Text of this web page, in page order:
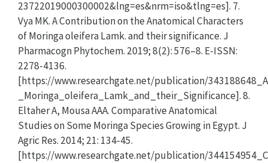
23722019000300002&lng=es&nrm=iso&tlng=es]. 7.
Vya MK. A Contribution on the Anatomical Characters
of Moringa oleifera Lamk. and their significance. J
Pharmacogn Phytochem. 2019; 8(2): 576–8. E-ISSN:
2278-4136.
[https://www.researchgate.net/publication/
_Moringa_oleifera_Lamk_and_their_Significance]. 8.
Eltaher A, Mousa AAA. Comparative Anatomical
Studies on Some Moringa Species Growing in Egypt. J
Agric Res. 2014; 21: 134-45.
[https://www.researchgate.net/publication/